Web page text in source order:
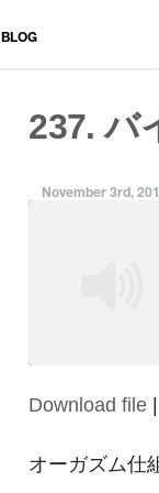
BLOG
237. バ
November 3rd,
SHARE
LINK
Download file |
オーガズム仕